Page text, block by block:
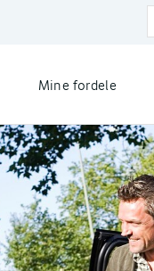
Mine fordele